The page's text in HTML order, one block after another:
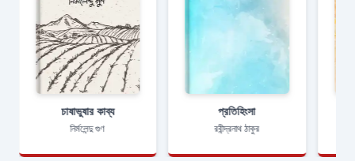
চাষাভুষার কাব্য
নির্মলেন্দু গুণ
প্রতিহিংসা
রবীন্দ্রনাথ ঠাকুর